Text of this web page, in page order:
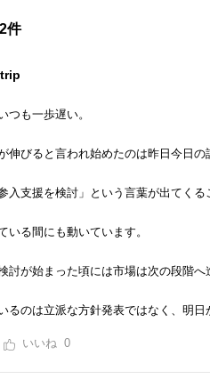
2件
つも一歩遅い。
伸びると言われ始めたのは昨日今日の
入支援を検討」という言葉が出てく
いる間にも動いています。
討が始まった頃には市場は次の段階へ
るのは立派な方針発表ではなく、明
0